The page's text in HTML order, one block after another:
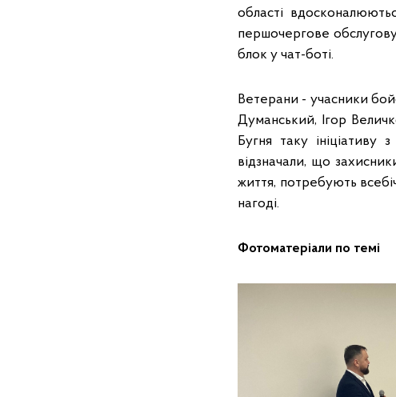
області
першочергове
блок у чат-боті.
Ветерани - учасники
Думанський, Ігор
Бугня таку
відзначали, що
життя, потребують
нагоді.
Фотоматеріали по темі